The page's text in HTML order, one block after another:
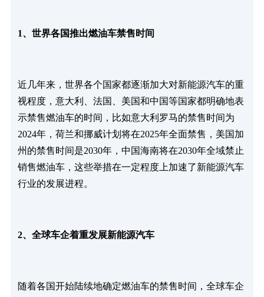
1、世界各国推出燃油车禁售时间
近几年来，世界各个国家都逐渐加大对新能源汽车的重
视程度，意大利、法国、美国和中国等国家都明确地表
示禁售燃油车的时间，比如意大利罗马的禁售时间为
2024年，荷兰和挪威计划将在2025年全面禁售，美国加
州的禁售时间是2030年，中国海南将在2030年全域禁止
销售燃油车，这些举措在一定程度上加速了新能源汽车
行业的发展进程。
2、全球车企着重发展新能源汽车
随着各国开始陆续地确定燃油车的禁售时间，全球车企